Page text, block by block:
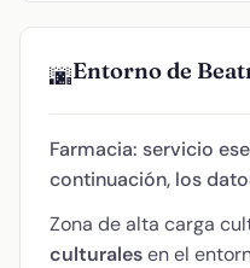
🌆Entorno de
Farmacia: servicio
continuación, los
Zona de alta carga
culturalesen el